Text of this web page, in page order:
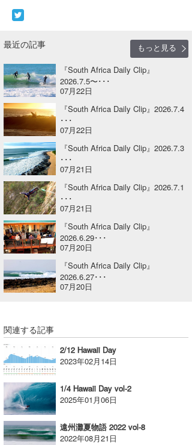
最近の記事
もっと見る
『South Africa Daily Clip』
2026.7.5〜･･･
07月22日
『South Africa Daily Clip』2026.7.4
･･･
07月22日
『South Africa Daily Clip』2026.7.3
･･･
07月21日
『South Africa Daily Clip』2026.7.1
･･･
07月21日
『South Africa Daily Clip』
2026.6.29･･･
07月20日
『South Africa Daily Clip』
2026.6.27･･･
07月20日
関連する記事
2/12 Hawaii Day
2023年02月14日
1/4 Hawaii Day vol-2
2025年01月06日
遠州灘夏物語 2022 vol-8
2022年08月21日
CBA Films
熊谷素子
田原啓江
植村未来
NOBUFUKU
大野”MAR”修聖
喜納海人
chan-U
ECE
G◎Da
H
KID
KOBU
KY
MIN
mitz
S.K
Soulman
VAGY
waka☆=
YUKI☆